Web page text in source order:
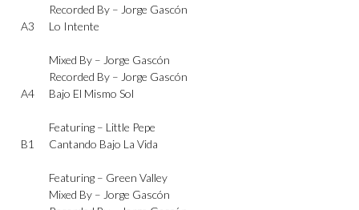
Recorded By – Jorge Gascón
A3
Lo Intente
Mixed By – Jorge Gascón
Recorded By – Jorge Gascón
A4
Bajo El Mismo Sol
Featuring – Little Pepe
B1
Cantando Bajo La Vida
Featuring – Green Valley
Mixed By – Jorge Gascón